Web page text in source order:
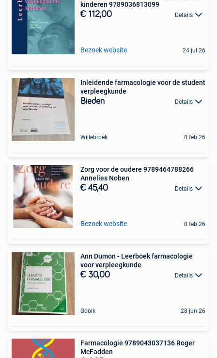
kinderen 9789036813099
€ 112,00 Details
Bezoek website 24 jul 26
Inleidende farmacologie voor de student
verpleegkunde
Bieden Details
Willebroek 8 feb 26
Zorg voor de oudere 9789464788266
Annelies Noben
€ 45,40 Details
Bezoek website 8 feb 26
Ann Dumon - Leerboek farmacologie
voor verpleegkunde
€ 30,00 Details
Gooik 28 jun 26
Farmacologie 9789043037136 Roger
McFadden